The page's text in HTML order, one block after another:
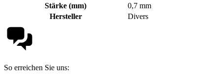
Stärke (mm)
0,7 mm
Hersteller
Divers
So erreichen Sie uns: